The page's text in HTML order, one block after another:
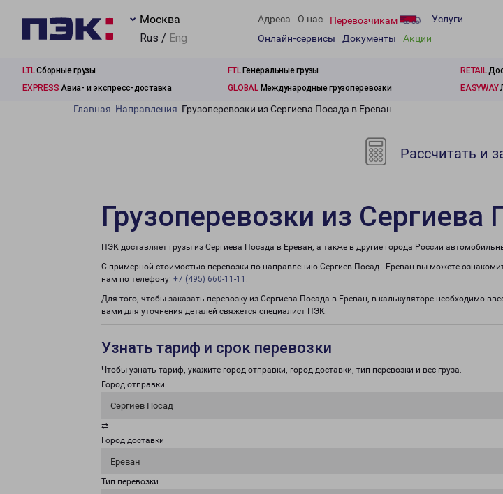
Москва
Rus / Eng
Адреса О нас Перевозчикам
Услуги
Онлайн-сервисы
Документы Акции
LTLСборные грузы FTLГенеральные грузы RETAIL
EXPRESS Авиа- и экспресс-доставка GLOBALМеждународные грузоперевозки EASYWAY
Главная Направления Грузоперевозки из Сергиева Посада в Ереван
Рассчитать и
Грузоперевозки из Сергиева
ПЭК доставляет грузы из Сергиева Посада в Ереван, а также в другие города России
С примерной стоимостью перевозки по направлению Сергиев Посад - Ереван вы можете
нам по телефону: +7 (495) 660-11-11 .
Для того, чтобы заказать перевозку из Сергиева Посада в Ереван, в калькуляторе необходимо
вами для уточнения деталей свяжется специалист ПЭК.
Узнать тариф и срок перевозки
Чтобы узнать тариф, укажите город отправки, город доставки, тип перевозки и вес груза.
Город отправки
Сергиев Посад
⇄
Город доставки
Ереван
Тип перевозки